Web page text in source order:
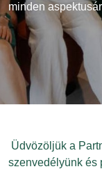
minden
Üdvözöljük a
szenvedélyünk és